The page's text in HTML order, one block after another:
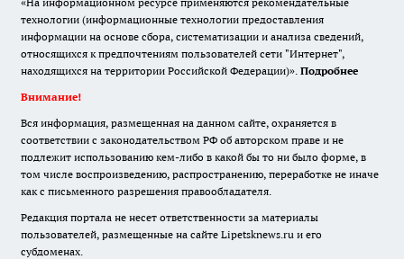
технологии (информационные технологии предоставления
информации на основе сбора, систематизации и анализа сведений,
относящихся к предпочтениям пользователей сети "Интернет",
находящихся на территории Российской Федерации)». Подробнее
Внимание!
Вся информация, размещенная на данном сайте, охраняется в
соответствии с законодательством РФ об авторском праве и не
подлежит использованию кем-либо в какой бы то ни было форме, в
том числе воспроизведению, распространению, переработке не иначе
как с письменного разрешения правообладателя.
Редакция портала не несет ответственности за материалы
пользователей, размещенные на сайте Lipetsknews.ru и его
субдоменах.